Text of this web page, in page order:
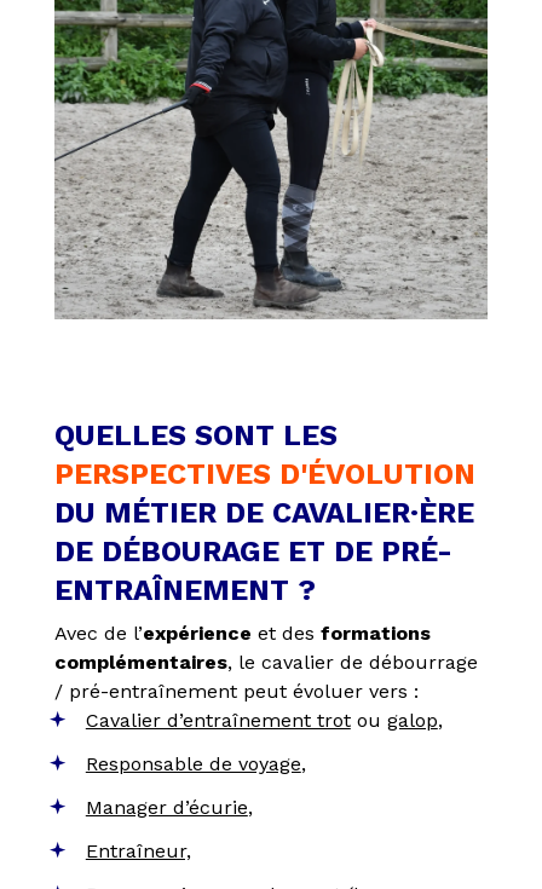
QUELLES SONT LES
PERSPECTIVES D'ÉVOLUTION
DU MÉTIER DE CAVALIER·ÈRE
DE DÉBOURAGE ET DE PRÉ-
ENTRAÎNEMENT ?
Avec de l’expérience et des formations
complémentaires, le cavalier de débourrage
/ pré-entraînement peut évoluer vers :
Cavalier d’entraînement trotou galop,
Responsable de voyage,
Manager d’écurie,
Entraîneur,